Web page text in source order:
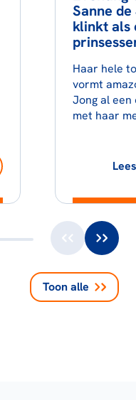
Sanne de
klinkt als
Haar hele
vormt
Jong al
met haar
Toon alle